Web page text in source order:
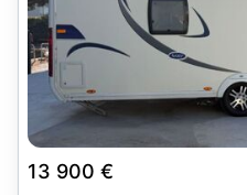
13 900 €